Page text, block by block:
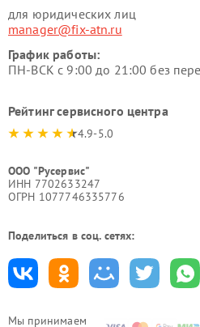
Мы принимаем
для юридических лиц
manager@fix-atn.ru
График работы:
ПН-ВСК с 9:00 до 21:00 без
Рейтинг сервисного центра
4.9-5.0
ООО "Русервис"
ИНН 7702633247
ОГРН 1077746335776
Поделиться в соц. сетях: